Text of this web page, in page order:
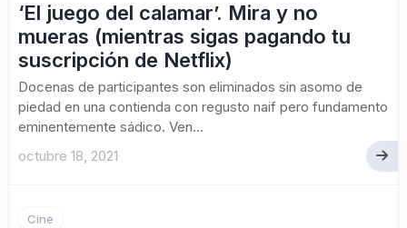
‘El juego del calamar’. Mira y no
mueras (mientras sigas pagando tu
suscripción de Netflix)
Docenas de participantes son eliminados sin asomo de
piedad en una contienda con regusto naif pero fundamento
eminentemente sádico. Ven...
octubre 18, 2021
Cine